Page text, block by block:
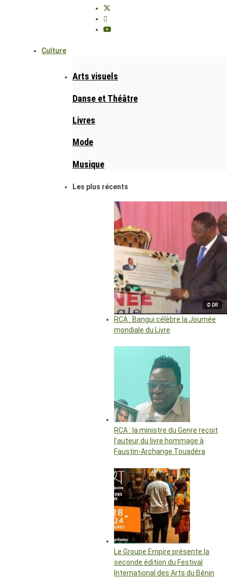
Culture
Arts visuels
Danse et Théâtre
Livres
Mode
Musique
Les plus récents
© DR
RCA : Bangui célèbre la Journée
mondiale du Livre
RCA : la ministre du Genre reçoit
l’auteur du livre hommage à
Faustin-Archange Touadéra
Le Groupe Empire présente la
seconde édition du Festival
International des Arts du Bénin